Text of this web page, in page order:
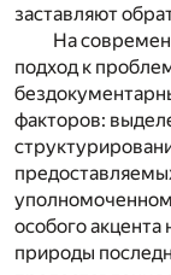
заставляют
На
подход к
факторов:
особого акцента
природы